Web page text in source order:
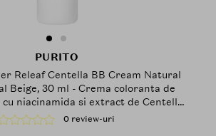
PURITO
Releaf Centella BB Cream Natural
Beige, 30 ml - Crema coloranta de
niacinamida si extract de Centella
la uniformizarea aspectului
la mentinerea confortului pielii
0 review-uri